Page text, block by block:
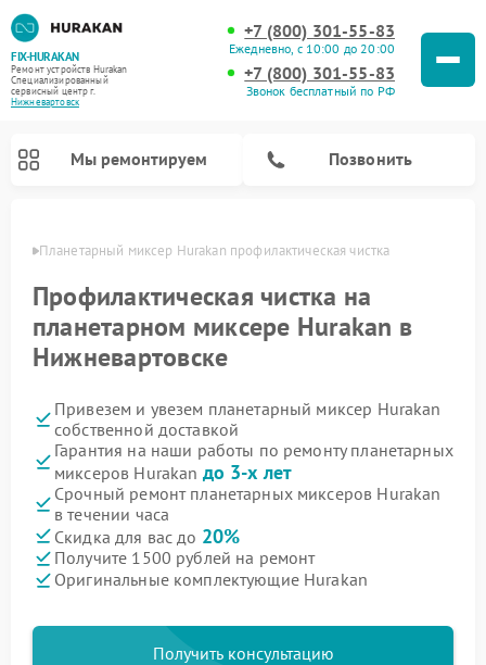
FIX-HURAKAN
Ремонт устройств Hurakan
Специализированный
cервисный центр г.
Нижневартовск
+7 (800) 301-55-83
Ежедневно, с 10:00 до 20:00
+7 (800) 301-55-83
Звонок бесплатный по РФ
Мы ремонтируем Позвонить
Планетарный миксер Hurakan профилактическая чистка
Профилактическая чистка на
планетарном миксере Hurakan в
Нижневартовске
Привезем и увезем планетарный миксер Hurakan
собственной доставкой
Гарантия на наши работы по ремонту планетарных
миксеров Hurakan до 3-х лет
Срочный ремонт планетарных миксеров Hurakan
в течении часа
Скидка для вас до 20%
Получите 1500 рублей на ремонт
Оригинальные комплектующие Hurakan
Получить консультацию